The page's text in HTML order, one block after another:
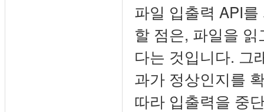
파일 입출력 API
할 점은, 파일을
다는 것입니다. 그
과가 정상인지를
따라 입출력을 중